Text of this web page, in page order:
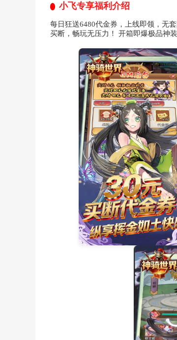
小飞专享福利介绍
每日狂送6480代金券，上线即领，无
买断，畅玩无压力！ 开箱即爆极品神